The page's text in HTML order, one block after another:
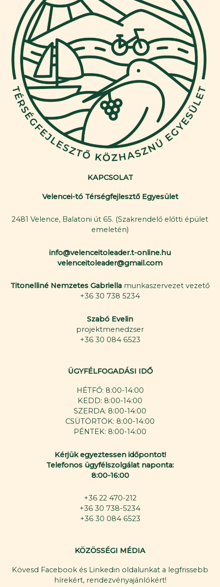
KAPCSOLAT
Velencei-tó Térségfejlesztő Egyesület
2481 Velence, Balatoni út 65. (Szakrendelő előtti épület
emeletén)
info@velenceitoleader.t-online.hu
velenceitoleader@gmail.com
Titonelliné Nemzetes Gabriella munkaszervezet vezető
+36 30 738 5234
Szabó Evelin
projektmenedzser
+36 30 084 6523
ÜGYFÉLFOGADÁSI IDŐ
HÉTFŐ: 8:00-14:00
KEDD: 8:00-14:00
SZERDA: 8:00-14:00
CSÜTÖRTÖK: 8:00-14:00
PÉNTEK: 8:00-14:00
Kérjük egyeztessen időpontot!
Telefonos ügyfélszolgálat naponta:
8:00-16:00
+36 22 470-212
+36 30 738-5234
+36 30 084 6523
KÖZÖSSÉGI MÉDIA
Kövesd Facebook és Linkedin oldalunkat a legfrissebb
hírekért, rendezvényajánlókért!